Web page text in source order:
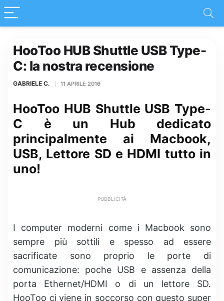
HooToo HUB Shuttle USB Type-
C: la nostra recensione
GABRIELE C. 11 APRILE 2016
HooToo HUB Shuttle USB Type-
C è un Hub dedicato
principalmente ai Macbook,
USB, Lettore SD e HDMI tutto in
uno!
PUBBLICITÀ
I computer moderni come i Macbook sono
sempre più sottili e spesso ad essere
sacrificate sono proprio le porte di
comunicazione: poche USB e assenza della
porta Ethernet/HDMI o di un lettore SD.
HooToo ci viene in soccorso con questo super